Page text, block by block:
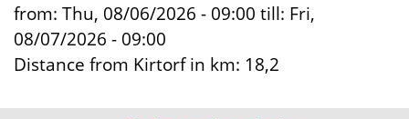
from: Thu, 08/06/2026 - 09:00 till: Fri,
08/07/2026 - 09:00
Distance from Kirtorf in km: 18,2